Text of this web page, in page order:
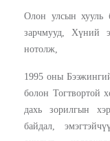
Олон улсын хууль
зарчмууд, Хүний
нотолж,
1995 оны
болон Тогтвортой
дахь зорилгын
байдал,